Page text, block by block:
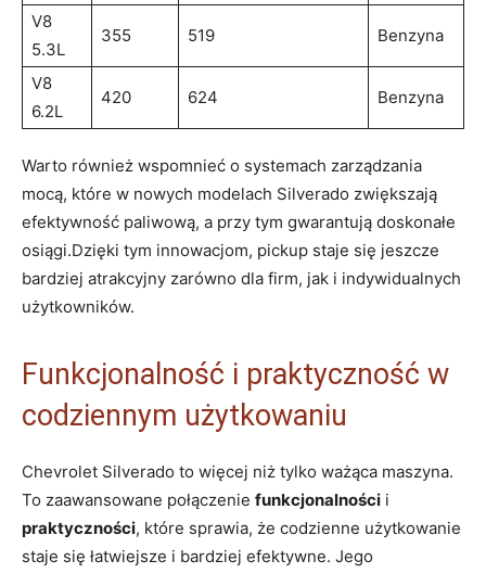
V8
5.3L
355 519 Benzyna
V8
6.2L
420 624 Benzyna
Warto również wspomnieć o systemach zarządzania
mocą, które w nowych modelach Silverado zwiększają
efektywność paliwową, a przy tym gwarantują doskonałe
osiągi.Dzięki tym innowacjom, pickup staje się jeszcze
bardziej atrakcyjny zarówno dla firm, jak i indywidualnych
użytkowników.
Funkcjonalność i praktyczność w
codziennym użytkowaniu
Chevrolet Silverado to więcej niż tylko ważąca maszyna.
To zaawansowane połączenie funkcjonalności i
praktyczności, które sprawia, że codzienne użytkowanie
staje się łatwiejsze i bardziej efektywne. Jego